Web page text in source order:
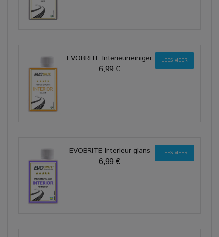
EVOBRITE Interieurreiniger
6,99 €
LEES MEER
EVOBRITE Interieur glans
6,99 €
LEES MEER